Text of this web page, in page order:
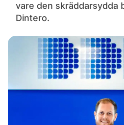
vare den skräddarsydda
Dintero.